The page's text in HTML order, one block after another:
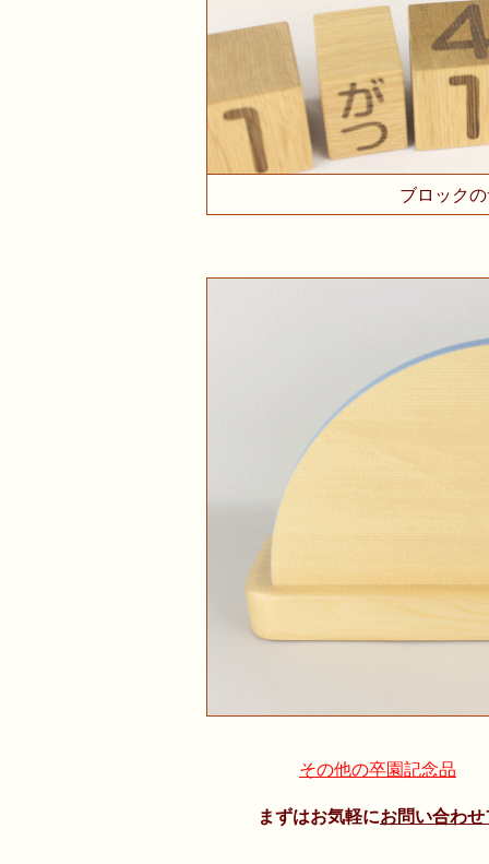
ブロック
その他の卒園記念品
まずはお気軽にお問い合わ